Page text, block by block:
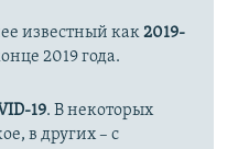
известный как2019-
2019 года.
19. В некоторых
в других – с